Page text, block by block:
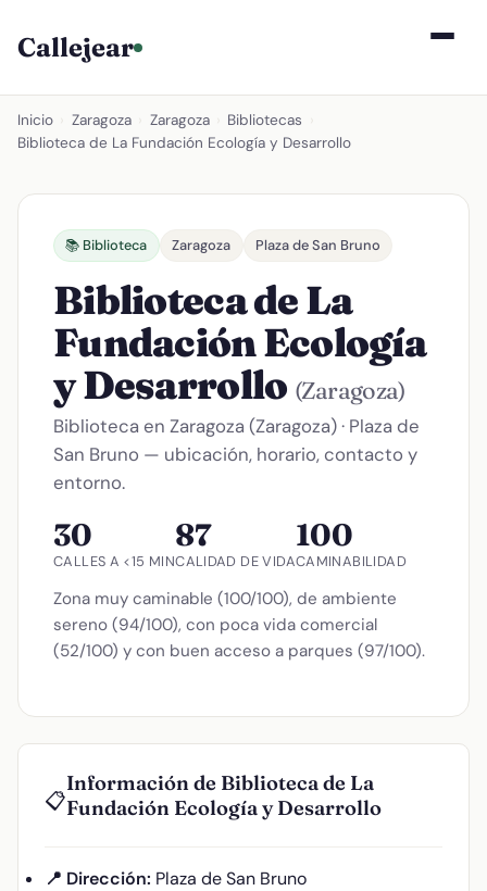
Callejear
Inicio Zaragoza Zaragoza Bibliotecas
Biblioteca de La Fundación Ecología y Desarrollo
📚 Biblioteca Zaragoza Plaza de San Bruno
Biblioteca de La
Fundación Ecología
y Desarrollo (Zaragoza)
Biblioteca en Zaragoza (Zaragoza) · Plaza de
San Bruno — ubicación, horario, contacto y
entorno.
30
CALLES A <15 MIN
87
CALIDAD DE VIDA
100
CAMINABILIDAD
Zona muy caminable (100/100), de ambiente
sereno (94/100), con poca vida comercial
(52/100) y con buen acceso a parques (97/100).
📋
Información de Biblioteca de La
Fundación Ecología y Desarrollo
📍 Dirección: Plaza de San Bruno